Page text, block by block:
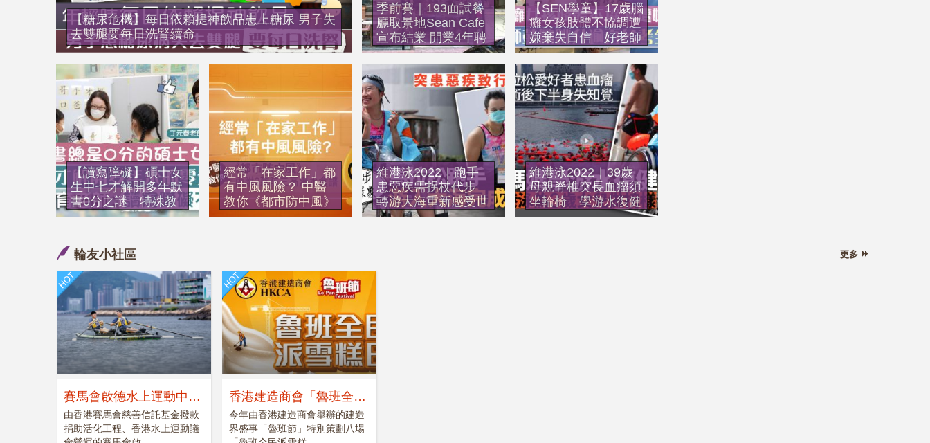
【糖尿危機】每日依賴提神飲品患上糖尿 男子失
去雙腿要每日洗腎續命
季前賽｜193面試餐
廳取景地Sean Cafe
宣布結業 開業4年聘
請殘疾人士支持社會
共融
【SEN學童】17歲腦
癱女孩肢體不協調遭
嫌棄失自信 好老師
鼓勵點醒跳升逾百名
考全級第二
【讀寫障礙】碩士女
生中七才解開多年默
書0分之謎 特殊教
育老師：讀寫障礙不
經常「在家工作」都
有中風風險？ 中醫
教你《都市防中風》
內附2款防三高湯水
維港泳2022｜跑手
患惡疾需拐杖代步
轉游大海重新感受世
界
維港泳2022｜39歲
母親脊椎突長血瘤須
坐輪椅 學游水復健
渡海衝線
IVE學生研「防跌
易」應用程式 AI判
辨長者復康動作準確
先天疾病 ︳航空公
司改造6個機位成擔
架床 助2.15米罕病
輪友小社區 更多
賽馬會啟德水上運動中心
今夏啟動 活化70年代舊
啟德消防局大樓紅白建築
由香港賽馬會慈善信託基金撥款
捐助活化工程、香港水上運動議
香港建造商會「魯班全民
派雪糕日」
今年由香港建造商會舉辦的建造
界盛事「魯班節」特別策劃八場